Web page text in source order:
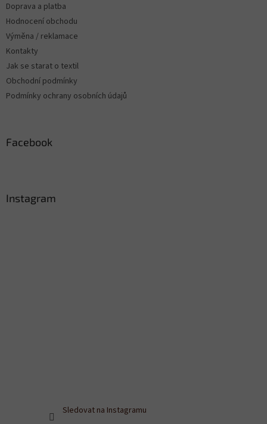
Doprava a platba
Hodnocení obchodu
Výměna / reklamace
Kontakty
Jak se starat o textil
Obchodní podmínky
Podmínky ochrany osobních údajů
Facebook
Instagram
Sledovat na Instagramu